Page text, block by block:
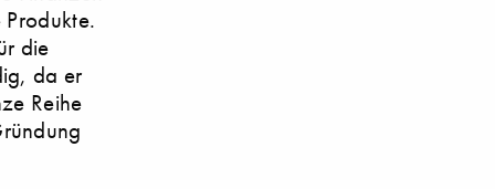
die
da er
Reihe